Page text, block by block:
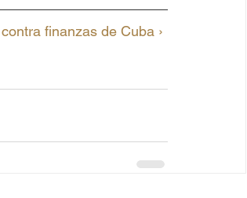
finanzas de Cuba ›